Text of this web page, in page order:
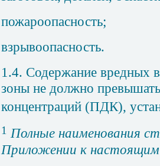
пожароопасность;
взрывоопасность.
1.4. Содержание вредных
зоны не должно
концентраций (ПДК),
1 Полные наименования
Приложении к